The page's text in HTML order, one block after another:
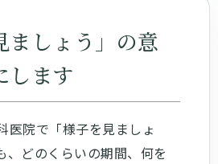
ましょう」の意
します
医院で「様子を見ましょ
、どのくらいの期間、何を